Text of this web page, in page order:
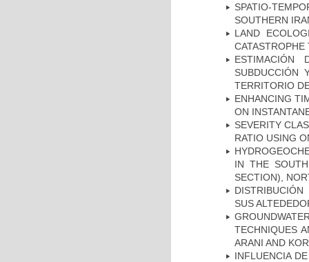
SPATIO-
SOUTHERN
LAND
CATASTROPHE
ESTIMACIÓN
SUBDUCCIÓN
TERRITORIO
ENHANCING
ON
SEVERITY
RATIO USING
IN THE
SECTION),
SUS
TECHNIQUES
ARANI AND
INFLUENCIA